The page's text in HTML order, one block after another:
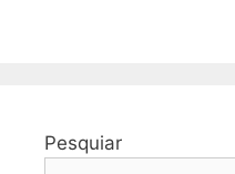
Pesquiar